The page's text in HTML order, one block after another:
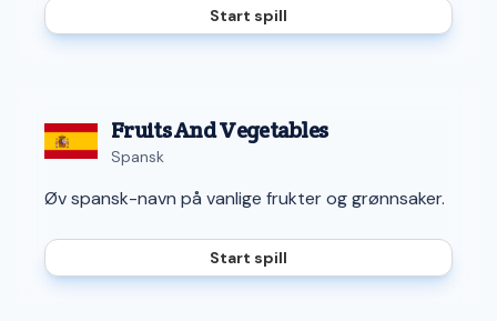
Start spill
Fruits And Vegetables
Spansk
Øv spansk-navn på vanlige frukter og grønnsaker.
Start spill